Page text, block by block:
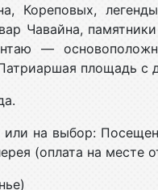
Кореповых,
Чавайна,
—
площадь с
на выбор:
(оплата на месте